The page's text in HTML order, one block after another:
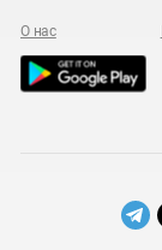
О нас